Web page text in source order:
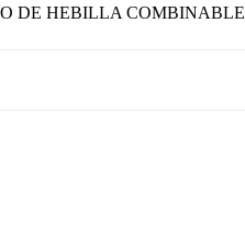
DE HEBILLA COMBINABLE